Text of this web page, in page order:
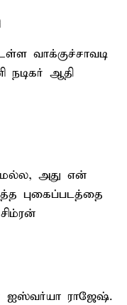
வாக்குச்சாவடி
நடிகர் ஆதி
அது என்
புகைப்படத்தை
ஐஸ்வர்யா ராஜேஷ்.